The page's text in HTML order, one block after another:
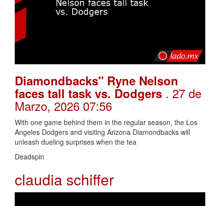
Diamondbacks" Ryne Nelson
faces tall task vs. Dodgers . 27 de
Marzo, 2026 07:56
With one game behind them in the regular season, the Los
Angeles Dodgers and visiting Arizona Diamondbacks will
unleash dueling surprises when the tea
Deadspin
claudia schiffer